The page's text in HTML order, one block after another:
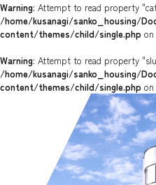
Warning: Attempt to read property
/home/kusanagi/sanko_housing/
content/themes/child/single.php
Warning: Attempt to read property
/home/kusanagi/sanko_housing/
content/themes/child/single.php